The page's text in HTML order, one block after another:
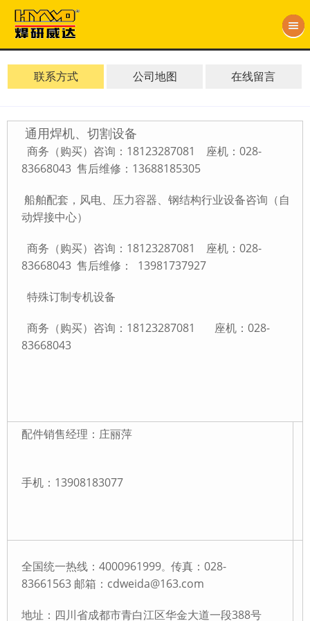
联系方式 公司地图 在线留言
通用焊机、切割设备
商务（购买）咨询：18123287081 座机：028-
83668043 售后维修：13688185305
船舶配套，风电、压力容器、钢结构行业设备咨询（自
动焊接中心）
商务（购买）咨询： 18123287081
座机：028-
83668043 售后维修： 13981737927
特殊订制专机设备
商务（购买）咨询： 18123287081
座机：028-
83668043
配件销售经理：庄丽萍
手机：13908183077
全国统一热线：4000961999。 传真：028-
83661563 邮箱：cdweida@163.com
地址：四川省成都市青白江区华金大道一段388号